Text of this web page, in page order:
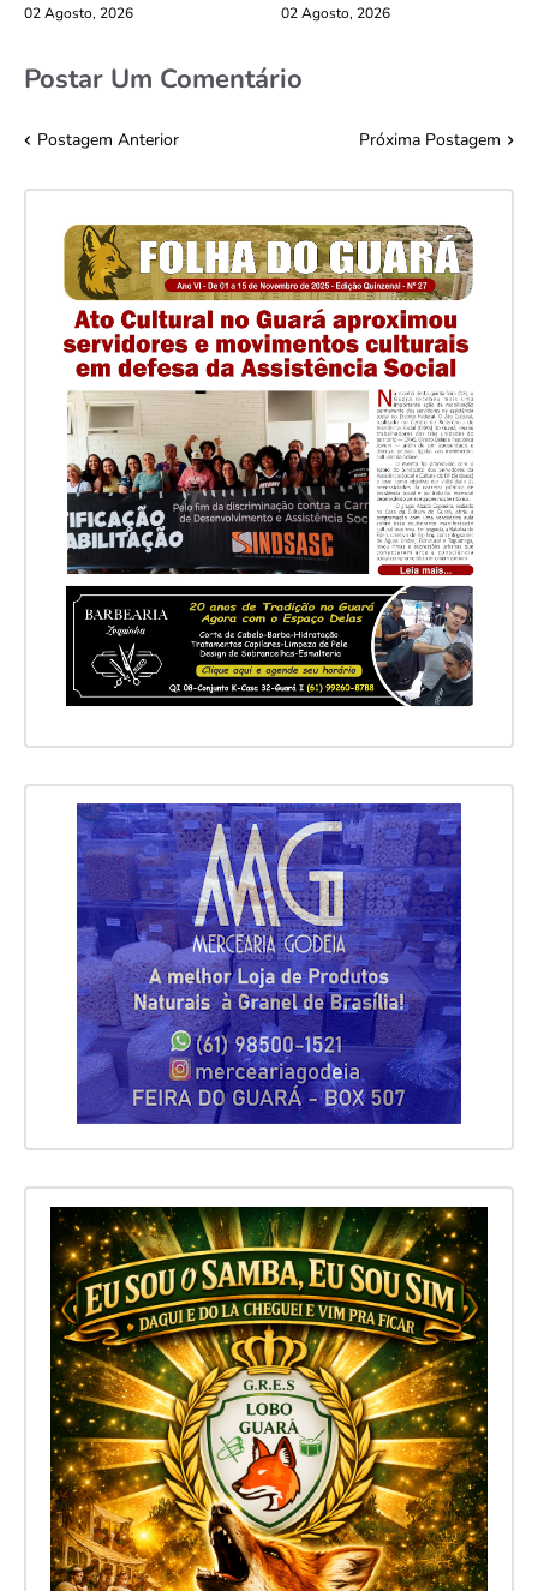
02 Agosto, 2026 02 Agosto, 2026
Postar Um Comentário
Postagem Anterior Próxima Postagem